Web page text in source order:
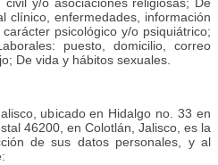
clínico, enfermedades, información
psicológico y/o psiquiátrico;
puesto, domicilio, correo
De vida y hábitos sexuales.
ubicado en Hidalgo no. 33 en
46200, en Colotlán, Jalisco, es la
de sus datos personales, y al